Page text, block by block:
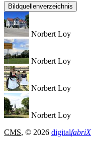
Bildquellenverzeichnis
Norbert Loy
Norbert Loy
Norbert Loy
Norbert Loy
CMS, © 2026 digitalfabriX